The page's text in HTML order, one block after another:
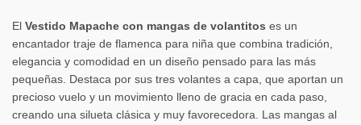
El Vestido Mapache con mangas de volantitos es un
encantador traje de flamenca para niña que combina tradición,
elegancia y comodidad en un diseño pensado para las más
pequeñas. Destaca por sus tres volantes a capa, que aportan un
precioso vuelo y un movimiento lleno de gracia en cada paso,
creando una silueta clásica y muy favorecedora. Las mangas al